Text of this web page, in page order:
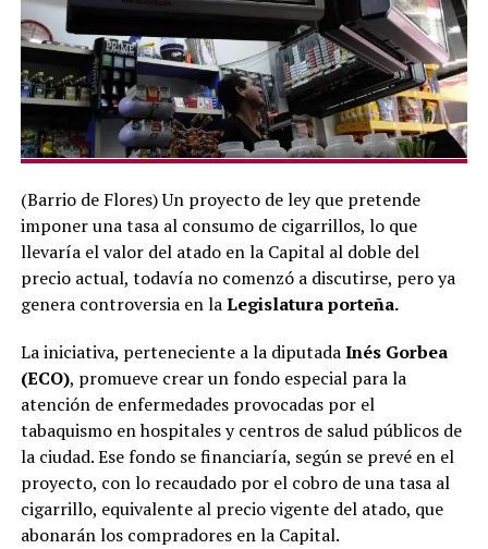
(Barrio de Flores) Un proyecto de ley que pretende
imponer una tasa al consumo de cigarrillos, lo que
llevaría el valor del atado en la Capital al doble del
precio actual, todavía no comenzó a discutirse, pero ya
genera controversia en laLegislatura porteña.
La iniciativa, perteneciente a la diputadaInés Gorbea
(ECO), promueve crear un fondo especial para la
atención de enfermedades provocadas por el
tabaquismo en hospitales y centros de salud públicos de
la ciudad. Ese fondo se financiaría, según se prevé en el
proyecto, con lo recaudado por el cobro de una tasa al
cigarrillo, equivalente al precio vigente del atado, que
abonarán los compradores en la Capital.